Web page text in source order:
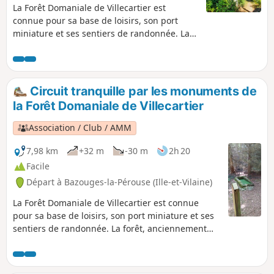
La Forêt Domaniale de Villecartier est
connue pour sa base de loisirs, son port
miniature et ses sentiers de randonnée. La
1000 ha. Elle est parsemée de monuments
plus ou moins anciens qui témoignent de
l'activité humaine tout au long de son
histoire. Le parcours proposé permet d'en
découvrir quelques uns, et avec un peu de
chance les animaux à quatre pattes qui
l'habitent ; pour ce faire il faut être
relativement silencieux.
Circuit tranquille par les monuments de
la Forêt Domaniale de Villecartier
Association / Club / AMM
7,98 km
+32 m -30 m
2h 20
Facile
Départ à Bazouges-la-Pérouse (Ille-et-Vilaine)
La Forêt Domaniale de Villecartier est connue
pour sa base de loisirs, son port miniature et ses
sentiers de randonnée. La forêt, anciennement
parsemée de monuments plus ou moins anciens
qui témoignent de l'activité humaine tout au long